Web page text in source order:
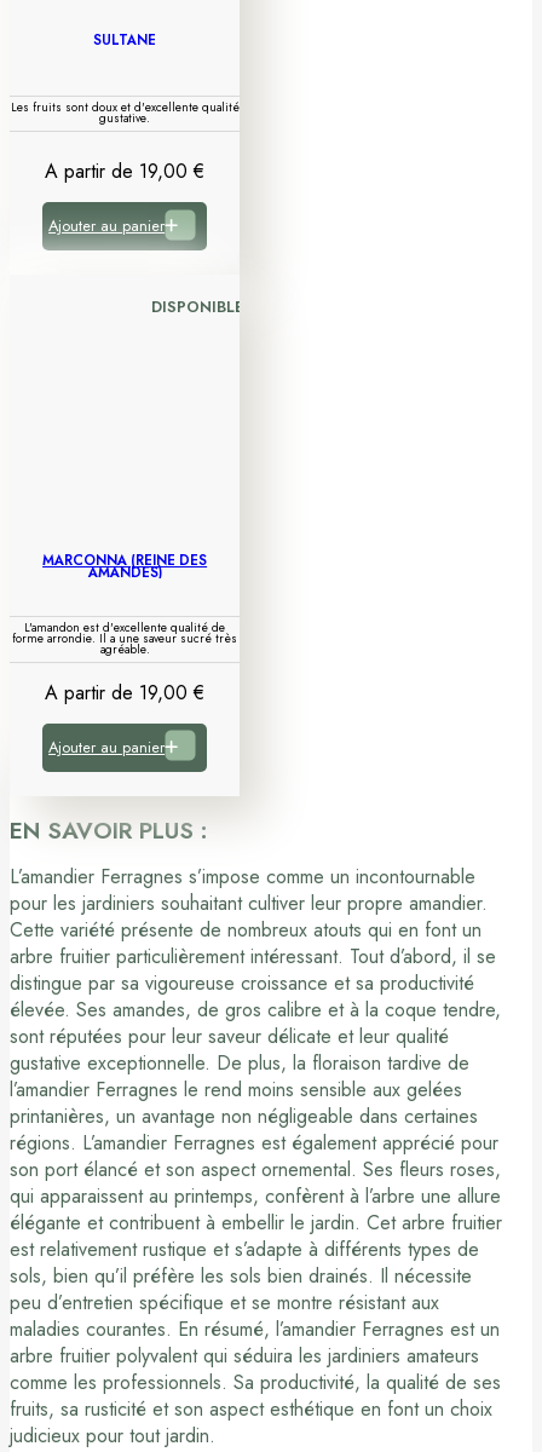
SULTANE
Les fruits sont doux et d'excellente qualité
gustative.
A partir de 19,00€
Ajouter au panier
DISPONIBLE
MARCONNA (REINE DES
AMANDES)
L'amandon est d'excellente qualité de
forme arrondie. Il a une saveur sucré très
agréable.
A partir de 19,00€
Ajouter au panier
EN SAVOIR PLUS :
L’amandier Ferragnes s’impose comme un incontournable
pour les jardiniers souhaitant cultiver leur propre amandier.
Cette variété présente de nombreux atouts qui en font un
arbre fruitier particulièrement intéressant. Tout d’abord, il se
distingue par sa vigoureuse croissance et sa productivité
élevée. Ses amandes, de gros calibre et à la coque tendre,
sont réputées pour leur saveur délicate et leur qualité
gustative exceptionnelle. De plus, la floraison tardive de
l’amandier Ferragnes le rend moins sensible aux gelées
printanières, un avantage non négligeable dans certaines
régions. L’amandier Ferragnes est également apprécié pour
son port élancé et son aspect ornemental. Ses fleurs roses,
qui apparaissent au printemps, confèrent à l’arbre une allure
élégante et contribuent à embellir le jardin. Cet arbre fruitier
est relativement rustique et s’adapte à différents types de
sols, bien qu’il préfère les sols bien drainés. Il nécessite
peu d’entretien spécifique et se montre résistant aux
maladies courantes. En résumé, l’amandier Ferragnes est un
arbre fruitier polyvalent qui séduira les jardiniers amateurs
comme les professionnels. Sa productivité, la qualité de ses
fruits, sa rusticité et son aspect esthétique en font un choix
judicieux pour tout jardin.